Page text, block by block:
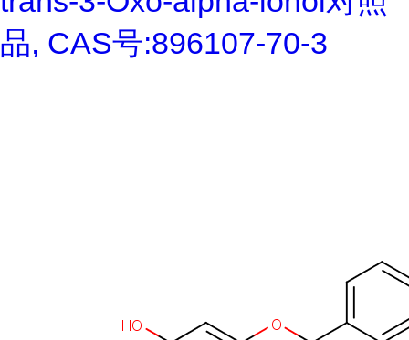
品, CAS号:896107-70-3